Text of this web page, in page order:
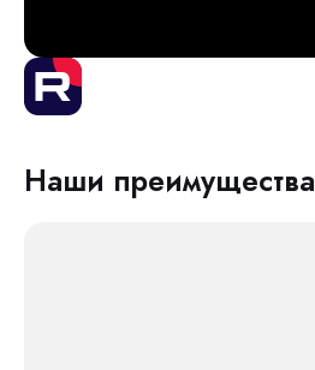
Наши преимущества